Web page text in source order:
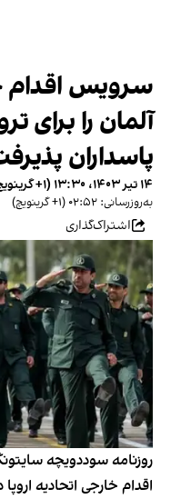
سرویس اقدام
آلمان را برای
پاسداران
۱۴ تیر ۱۴۰۳، ۱۳:۳۰ (‎+۱ گرینویچ)
به‌روزرسانی: ۰۲:۵۲ (‎+۱ گرینویچ)
اشتراک‌گذاری
روزنامه سوددویچه
اقدام خارجی اتحادیه